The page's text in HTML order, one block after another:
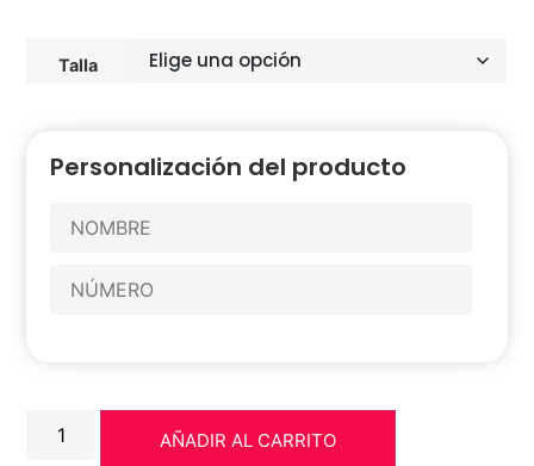
Talla
Personalización del producto
AÑADIR AL CARRITO